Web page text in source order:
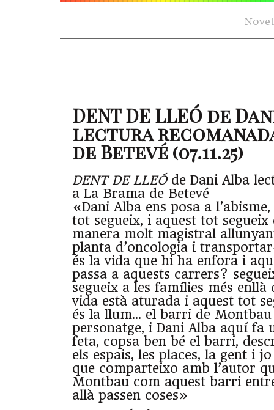
DENT DE LLEÓ de
lectura
de Betevé (07.11.25)
DENT DE LLEÓde Dani Alba
a La Brama de Betevé
«Dani Alba ens posa a
tot segueix, i aquest tot segueix
manera molt magistral
planta d’oncologia i
és la vida que hi ha enfora i
passa a aquests carrers?
segueix a les famílies més enllà
vida està aturada i aquest tot
és la llum… el barri de Montbau
personatge, i Dani Alba aquí fa
feta, copsa ben bé el barri,
els espais, les places, la gent i
que comparteixo amb l’autor
Montbau com aquest barri
allà passen coses»